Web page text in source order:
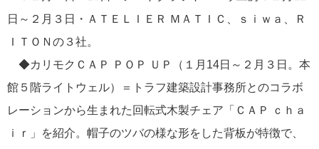
日～２月３日・ＡＴＥＬＩＥＲ ＭＡＴＩＣ、ｓｉｗａ、Ｒ
ＩＴＯＮの３社。
◆カリモクＣＡＰ ＰＯＰ ＵＰ（１月14日～２月３日。本
館５階ライトウェル）＝トラフ建築設計事務所とのコラボ
レーションから生まれた回転式木製チェア「ＣＡＰ ｃｈａ
ｉｒ」を紹介。帽子のツバの様な形をした背板が特徴で、